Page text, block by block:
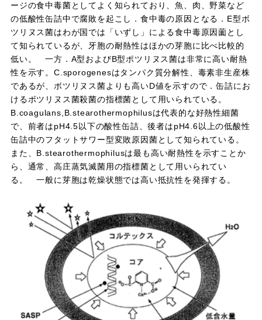
ージの食中毒菌としてよく知られており、魚、肉、野菜など
の低酸性缶詰中で腐敗を起こし．食中毒の原因となる．E型ボ
ツリヌス菌はわが国では「いずし」による食中毒原因薗とし
て知られているが、牙胞の耐熱性はほかの芽胞に比べ比較的
低い。 一方．A型およびB型ポツリヌス菌は非常に高い耐熱
性を示す。C.sporogenesはタンパク質分解性、毒素非生産株
であるが、ボツリヌス菌よりも高いD値を示すので．缶詰にお
けるボツリヌス菌殺菌の指標菌として用いられている。
B.coagulans,B.stearothermophilusは代表的な好熱性細菌
で、前者はpH4.5以下の酸性缶詰、後者はpH4.6以上の低酸性
缶詰中のフタットサワー型変敗原因菌として知られている。
また、B.stearothermophilusは最も高い耐熱性を示すことか
ら、通常、高庄蒸気滅菌用の指標菌として用いられてい
る。 一般に芽胞は乾燥状態では高い抵抗性を発揮する。